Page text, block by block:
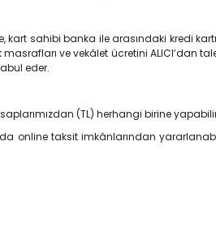
sahibi banka ile arasındaki kredi
ve vekâlet ücretini ALICI’dan
eder.
(TL) herhangi birine
da online taksit imkânlarından